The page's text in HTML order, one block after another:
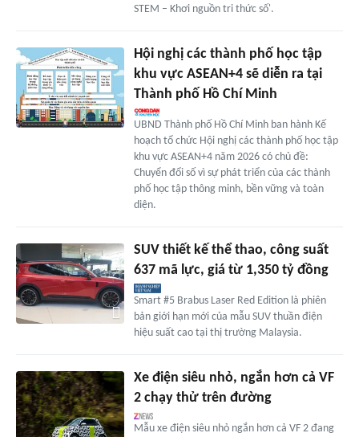
STEM – Khơi nguồn tri thức số'.
Hội nghị các thành phố học tập
khu vực ASEAN+4 sẽ diễn ra tại
Thành phố Hồ Chí Minh
UBND Thành phố Hồ Chí Minh ban hành Kế
hoạch tổ chức Hội nghị các thành phố học tập
khu vực ASEAN+4 năm 2026 có chủ đề:
Chuyển đổi số vì sự phát triển của các thành
phố học tập thông minh, bền vững và toàn
diện.
SUV thiết kế thể thao, công suất
637 mã lực, giá từ 1,350 tỷ đồng
Smart #5 Brabus Laser Red Edition là phiên
bản giới hạn mới của mẫu SUV thuần điện
hiệu suất cao tại thị trường Malaysia.
Xe điện siêu nhỏ, ngắn hơn cả VF
2 chạy thử trên đường
Mẫu xe điện siêu nhỏ ngắn hơn cả VF 2 đang